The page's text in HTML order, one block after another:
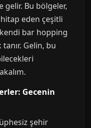
gelir. Bu bölgeler,
eden çeşitli
bar hopping
Gelin, bu
Gecenin
şehir